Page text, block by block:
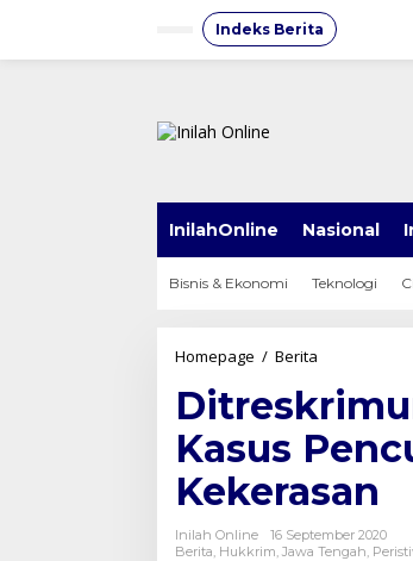
Indeks Berita
InilahOnline Nasional
Bisnis & Ekonomi Teknologi
Homepage / Berita
Jateng
Ungkap
5
Kasus
Pencurian
Dengan
Pemberatan
dan
Kasus
Kekerasan
Inilah Online
16 September 2020
Berita, Hukkrim, Jawa Tengah,